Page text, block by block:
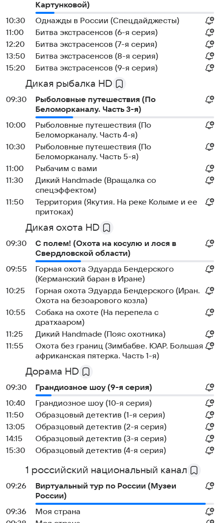
Картунковой)
10:30
Однажды в России (Спецдайджесты)
11:00
Битва экстрасенсов (6-я серия)
12:20
Битва экстрасенсов (7-я серия)
13:50
Битва экстрасенсов (8-я серия)
15:20
Битва экстрасенсов (9-я серия)
Дикая рыбалка HD
09:30
Рыболовные путешествия (По
Беломорканалу. Часть 3-я)
10:00
Рыболовные путешествия (По
Беломорканалу. Часть 4-я)
10:30
Рыболовные путешествия (По
Беломорканалу. Часть 5-я)
11:00
Рыбачим с вами
11:30
Дикий Handmade (Вращалка со
спецэффектом)
11:50
Территория (Якутия. На реке Колыме и ее
притоках)
Дикая охота HD
09:30
С полем! (Охота на косулю и лося в
Свердловской области)
09:55
Горная охота Эдуарда Бендерского
(Керманский баран в Иране)
10:25
Горная охота Эдуарда Бендерского (Иран.
Охота на безоарового козла)
10:55
Собака на охоте (На перепела с
дратхааром)
11:25
Дикий Handmade (Пояс охотника)
11:55
Охота без границ (Зимбабве. ЮАР. Большая
африканская пятерка. Часть 1-я)
Дорама HD
09:30
Грандиозное шоу (9-я серия)
10:40
Грандиозное шоу (10-я серия)
11:50
Образцовый детектив (1-я серия)
13:05
Образцовый детектив (2-я серия)
14:15
Образцовый детектив (3-я серия)
15:30
Образцовый детектив (4-я серия)
1 российский национальный канал
09:26
Виртуальный тур по России (Музеи
России)
09:36
Моя страна